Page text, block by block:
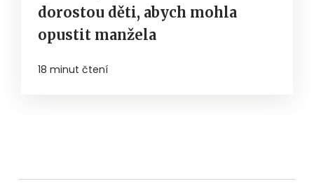
dorostou děti, abych mohla
opustit manžela
18 minut čtení